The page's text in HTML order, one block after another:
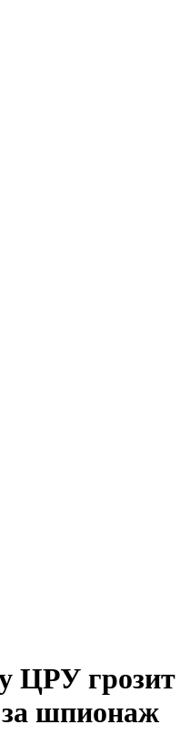
ЦРУ грозит
за шпионаж